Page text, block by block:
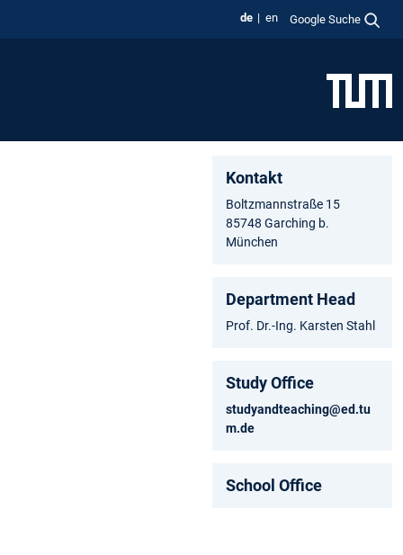
de en Google Suche
Kontakt
Boltzmannstraße 15
85748 Garching b.
München
Department Head
Prof. Dr.-Ing. Karsten Stahl
Study Office
studyandteaching@ed.tu
m.de
School Office